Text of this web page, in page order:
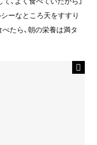
ーなところ天をすすり
たら、朝の栄養は満タ